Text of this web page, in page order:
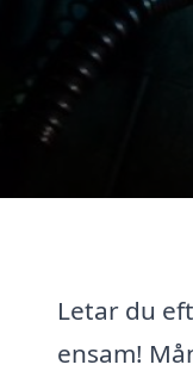
Letar du
ensam!